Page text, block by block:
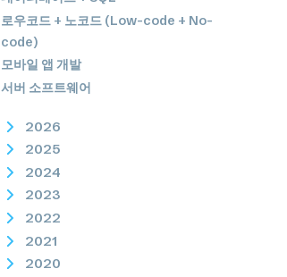
로우코드 + 노코드 (Low-code + No-
code)
모바일 앱 개발
서버 소프트웨어
2026
2025
2024
2023
2022
2021
2020